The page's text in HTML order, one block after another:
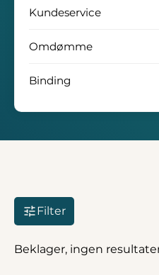
Kundeservice
Omdømme
Binding
Filter
Beklager, ingen